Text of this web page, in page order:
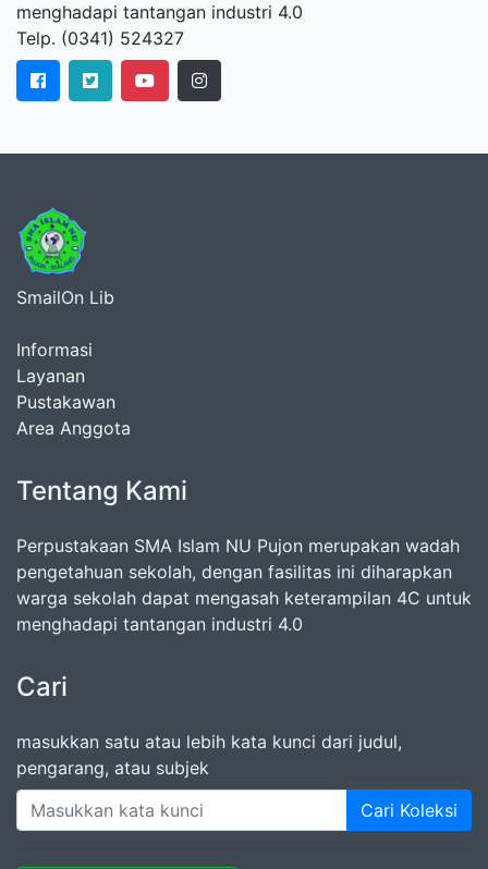
menghadapi tantangan industri 4.0
Telp. (0341) 524327
SmailOn Lib
Informasi
Layanan
Pustakawan
Area Anggota
Tentang Kami
Perpustakaan SMA Islam NU Pujon merupakan wadah
pengetahuan sekolah, dengan fasilitas ini diharapkan
warga sekolah dapat mengasah keterampilan 4C untuk
menghadapi tantangan industri 4.0
Cari
masukkan satu atau lebih kata kunci dari judul,
pengarang, atau subjek
Cari Koleksi